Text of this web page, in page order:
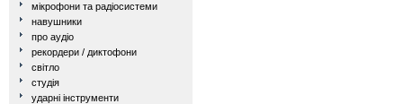
мікрофони та радіосистеми
навушники
про аудіо
рекордери / диктофони
світло
студія
ударні інструменти